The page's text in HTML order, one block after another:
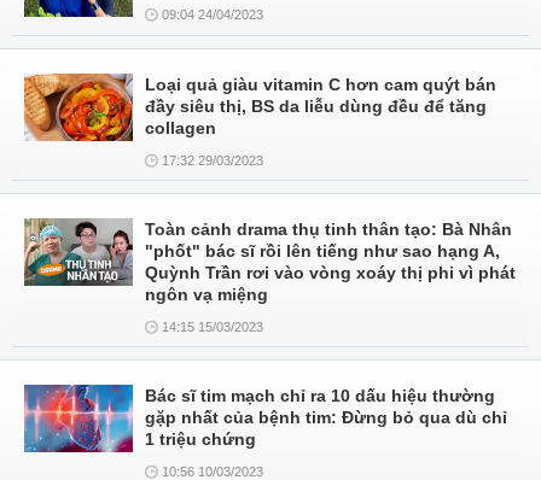
09:04 24/04/2023
Loại quả giàu vitamin C hơn cam quýt bán
đầy siêu thị, BS da liễu dùng đều để tăng
collagen
17:32 29/03/2023
Toàn cảnh drama thụ tinh thân tạo: Bà Nhân
"phốt" bác sĩ rồi lên tiếng như sao hạng A,
Quỳnh Trần rơi vào vòng xoáy thị phi vì phát
ngôn vạ miệng
14:15 15/03/2023
Bác sĩ tim mạch chỉ ra 10 dấu hiệu thường
gặp nhất của bệnh tim: Đừng bỏ qua dù chỉ
1 triệu chứng
10:56 10/03/2023